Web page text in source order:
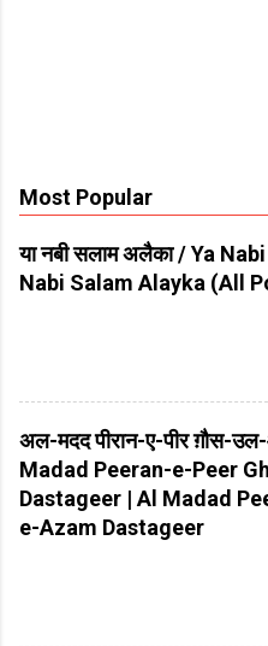
Most Popular
या नबी सलाम अलैका / Ya
Nabi Salam Alayka (All
अल-मदद पीरान-ए-पीर ग़ौस-
Madad Peeran-e-Peer
Dastageer | Al Madad
e-Azam Dastageer